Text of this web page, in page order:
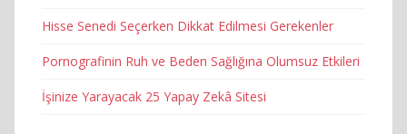
Hisse Senedi Seçerken Dikkat Edilmesi Gerekenler
Pornografinin Ruh ve Beden Sağlığına Olumsuz Etkileri
İşinize Yarayacak 25 Yapay Zekâ Sitesi